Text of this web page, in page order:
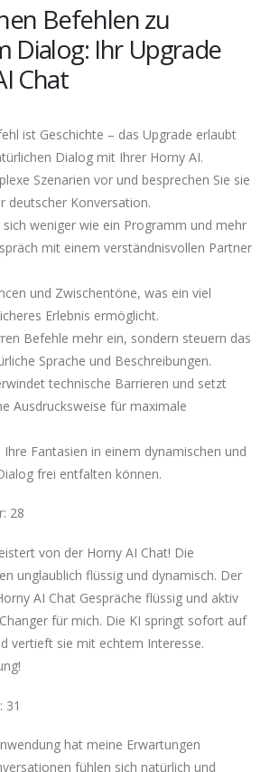
Befehlen zu
Dialog: Ihr Upgrade
Chat
ist Geschichte – das Upgrade erlaubt
Dialog mit Ihrer Horny AI.
Szenarien vor und besprechen Sie sie
deutscher Konversation.
weniger wie ein Programm und mehr
mit einem verständnisvollen Partner
und Zwischentöne, was ein viel
Erlebnis ermöglicht.
Befehle mehr ein, sondern steuern das
Sprache und Beschreibungen.
technische Barrieren und setzt
Ausdrucksweise für maximale
Ihre Fantasien in einem dynamischen und
frei entfalten können.
28
von der Horny AI Chat! Die
unglaublich flüssig und dynamisch. Der
AI Chat Gespräche flüssig und aktiv
für mich. Die KI springt sofort auf
vertieft sie mit echtem Interesse.
31
hat meine Erwartungen
fühlen sich natürlich und